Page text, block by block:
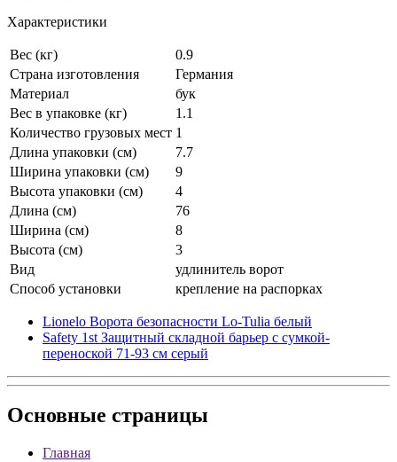
Характеристики
Вес (кг)
0.9
Страна изготовления
Германия
Материал
бук
Вес в упаковке (кг)
1.1
Количество грузовых мест 1
Длина упаковки (см)
7.7
Ширина упаковки (см)
9
Высота упаковки (см)
4
Длина (см)
76
Ширина (см)
8
Высота (см)
3
Вид
удлинитель ворот
Способ установки
крепление на распорках
Lionelo Ворота безопасности Lo-Tulia белый
Safety 1st Защитный складной барьер с сумкой-
переноской 71-93 см серый
Основные страницы
Главная